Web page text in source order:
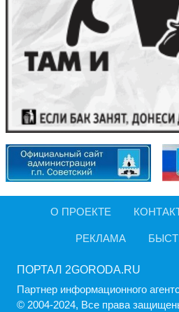
О ПРОЕКТЕ
РЕКЛАМА
ПОРТАЛ 2GORODA.RU
Партнер информационного
© 2004-2024, Все права